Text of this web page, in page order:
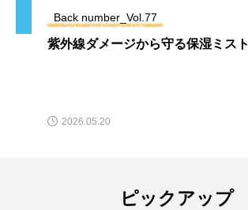
Back number_Vol.77
紫外線ダメージから守る保湿ミスト
2026.05.20
ピックアップ